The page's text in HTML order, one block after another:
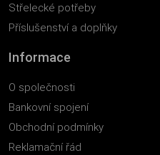
Střelecké potřeby
Příslušenství a doplňky
Informace
O společnosti
Bankovní spojení
Obchodní podmínky
Reklamační řád